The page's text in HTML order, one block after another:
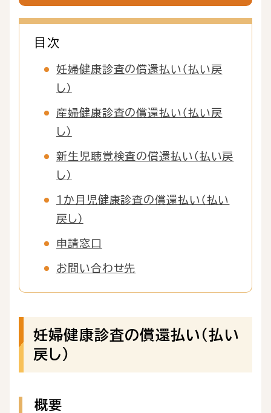
目次
妊婦健康診査の償還払い（払い戻
し）
産婦健康診査の償還払い（払い戻
し）
新生児聴覚検査の償還払い（払い戻
し）
１か月児健康診査の償還払い（払い
戻し）
申請窓口
お問い合わせ先
妊婦健康診査の償還払い（払い
戻し）
概要